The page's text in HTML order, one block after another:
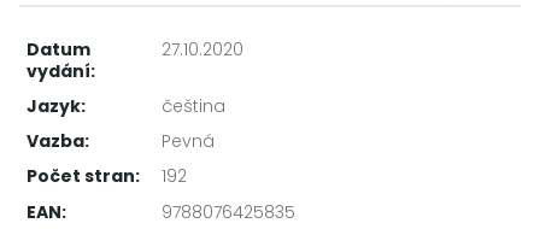
Datum
vydání:
27.10.2020
Jazyk:
čeština
Vazba:
Pevná
Počet stran:
192
EAN:
9788076425835